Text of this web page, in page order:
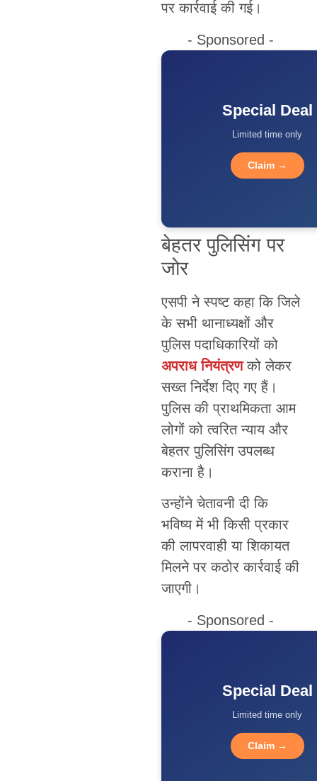
पर कार्रवाई की गई।
- Sponsored -
Special Deal
Limited time only
Claim →
बेहतर पुलिसिंग पर
जोर
एसपी ने स्पष्ट कहा कि जिले
के सभी थानाध्यक्षों और
पुलिस पदाधिकारियों को
अपराध नियंत्रणको लेकर
सख्त निर्देश दिए गए हैं।
पुलिस की प्राथमिकता आम
लोगों को त्वरित न्याय और
बेहतर पुलिसिंग उपलब्ध
कराना है।
उन्होंने चेतावनी दी कि
भविष्य में भी किसी प्रकार
की लापरवाही या शिकायत
मिलने पर कठोर कार्रवाई की
जाएगी।
- Sponsored -
Special Deal
Limited time only
Claim →